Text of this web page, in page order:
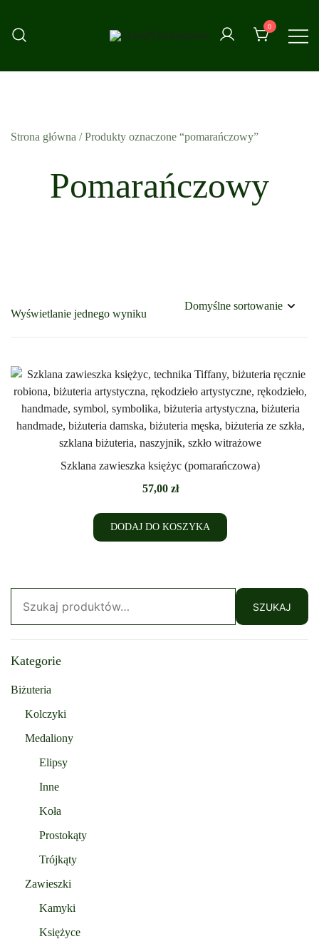
treści
0
Strona główna / Produkty oznaczone “pomarańczowy”
Pomarańczowy
Wyświetlanie jednego wyniku
Szklana zawieszka księżyc (pomarańczowa)
57,00 zł
DODAJ DO KOSZYKA
SZUKAJ
Kategorie
Biżuteria
Kolczyki
Medaliony
Elipsy
Inne
Koła
Prostokąty
Trójkąty
Zawieszki
Kamyki
Księżyce